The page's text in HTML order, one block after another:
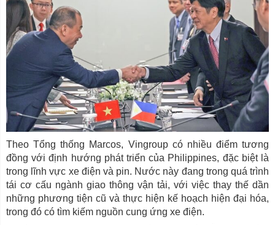
Theo Tổng thống Marcos, Vingroup có nhiều điểm tương
đồng với định hướng phát triển của Philippines, đặc biệt là
trong lĩnh vực xe điện và pin. Nước này đang trong quá trình
tái cơ cấu ngành giao thông vận tải, với việc thay thế dần
những phương tiện cũ và thực hiện kế hoạch hiện đại hóa,
trong đó có tìm kiếm nguồn cung ứng xe điện.